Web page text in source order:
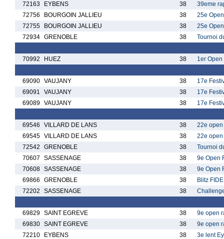
72163
EYBENS 38
39eme
72756
BOURGOIN JALLIEU 38
25e
72755
BOURGOIN JALLIEU 38
25e
72934 GRENOBLE 38 Tournoi
70992 HUEZ 38 1er
69090 VAUJANY 38
17e
69091
VAUJANY 38
17e
69089 VAUJANY 38 17e
69546 VILLARD DE LANS 38
22e
69545 VILLARD DE LANS 38
22e
72542
GRENOBLE 38
Tournoi
70607
SASSENAGE 38
9e Open
70608 SASSENAGE 38
9e Open
69866
GRENOBLE 38
Blitz
72202
SASSENAGE 38
69829 SAINT EGREVE 38
9e open
69830 SAINT EGREVE 38
9e open
72210
EYBENS 38
3e lent